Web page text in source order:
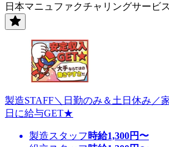
日本マニュファクチャリングサービ
製造STAFF＼日勤のみ＆土日休み／
日に給与GET★
製造スタッフ 時給1,300円〜